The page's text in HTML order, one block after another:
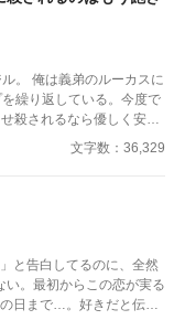
て自分の人生を始めよう
の生活に満ち足りていた
に二度目の帰省をする事
がまた動き出すのか？
。 俺は義弟のルーカスに
繰り返している。今度で
殺されるなら優しく安ら
ちがう行動をとろうと
人）✖️義兄（人間）
文字数：36,329
と告白してるのに、全然
い。最初からこの恋が実る
日まで…。好きだと伝え